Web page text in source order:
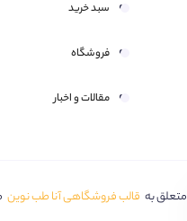
سبد خرید
فروشگاه
مقالات و اخبار
به قالب فروشگاهی آنا طب نوین
بپرسید
عالی باشید?